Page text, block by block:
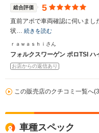
総合評価 5
直前アポで車両確認に伺いまし
状… 続きを読む
ｒａｗａｓｈｉさん
フォルクスワーゲン ポロTSI ハ
お店からの返信あり
この販売店のクチコミ一覧へ
車種スペック